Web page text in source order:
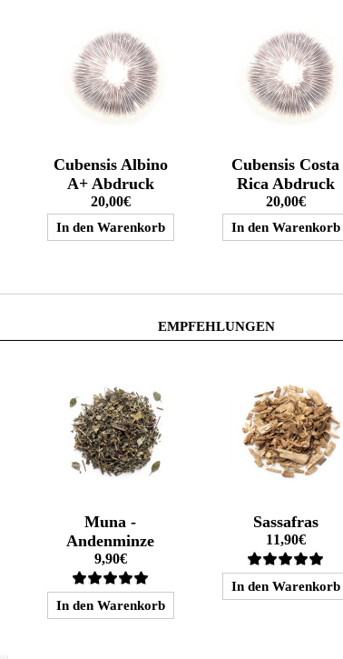
Cubensis Albino
A+ Abdruck
20,00€
Cubensis Costa
Rica Abdruck
20,00€
EMPFEHLUNGEN
Muna -
Andenminze
9,90€
Sassafras
11,90€